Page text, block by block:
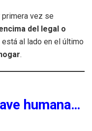
primera vez se
del legal o
al lado en el último
.
humana…